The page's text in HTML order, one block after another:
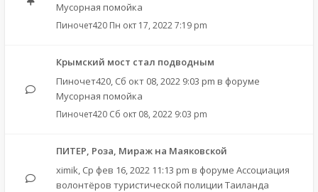
Мусорная помойка
Пиночет420 Пн окт 17, 2022 7:19 pm
Крымский мост стал подводным
Пиночет420, Сб окт 08, 2022 9:03 pm в форуме
Мусорная помойка
Пиночет420 Сб окт 08, 2022 9:03 pm
ПИТЕР, Роза, Мираж на Маяковской
ximik, Ср фев 16, 2022 11:13 pm в форуме Ассоциация
волонтёров туристической полиции Таиланда